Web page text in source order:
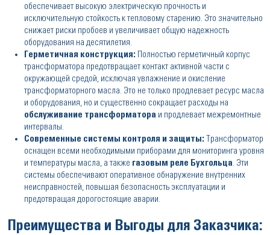
обеспечивает высокую электрическую прочность и
исключительную стойкость к тепловому старению. Это значительно
снижает риски пробоев и увеличивает общую надежность
оборудования на десятилетия.
Герметичная конструкция: Полностью герметичный корпус
трансформатора предотвращает контакт активной части с
окружающей средой, исключая увлажнение и окисление
трансформаторного масла. Это не только продлевает ресурс масла
и оборудования, но и существенно сокращает расходы на
обслуживание трансформатора и продлевает межремонтные
интервалы.
Современные системы контроля и защиты: Трансформатор
оснащен всеми необходимыми приборами для мониторинга уровня
и температуры масла, а также газовым реле Бухгольца. Эти
системы обеспечивают оперативное обнаружение внутренних
неисправностей, повышая безопасность эксплуатации и
предотвращая дорогостоящие аварии.
Преимущества и Выгоды для Заказчика: